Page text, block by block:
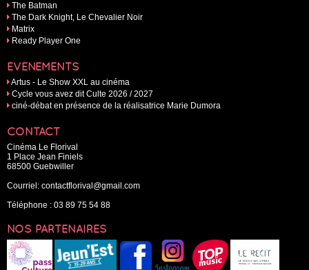
The Batman
The Dark Knight, Le Chevalier Noir
Matrix
Ready Player One
EVÉNEMENTS
Artus - Le Show XXL au cinéma
Cycle vous avez dit Culte 2026 / 2027
ciné-débat en présence de la réalisatrice Marie Dumora
CONTACT
Cinéma Le Florival
1 Place Jean Finiels
68500 Guebwiller
Courriel: contactflorival@gmail.com
Téléphone : 03 89 75 54 88
NOS PARTENAIRES